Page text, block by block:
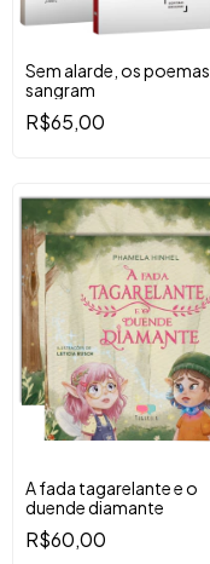
Sem alarde, os poemas
sangram
R$65,00
A fada tagarelante e o
duende diamante
R$60,00